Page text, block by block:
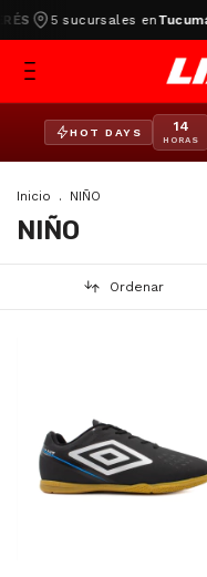
5 sucursales enTucumán
HOT DAYS 14
HORAS
Inicio . NIÑO
NIÑO
Ordenar